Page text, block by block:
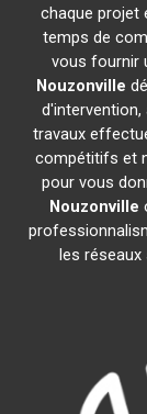
chaque projet
temps de
vous fournir
Nouzonville
travaux
compétitifs et
pour vous
Nouzonville
les